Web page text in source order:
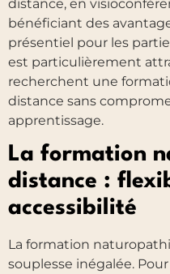
distance, en
bénéficiant des
présentiel pour les
est particulièrement
recherchent une
distance sans
apprentissage.
La formation
distance :
accessibilité
La formation
souplesse inégalée.